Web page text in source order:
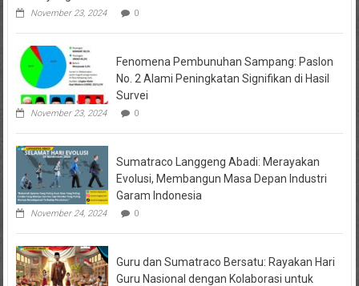
November 23, 2024 0
Fenomena Pembunuhan Sampang: Paslon
No. 2 Alami Peningkatan Signifikan di Hasil
Survei
November 23, 2024 0
Sumatraco Langgeng Abadi: Merayakan
Evolusi, Membangun Masa Depan Industri
Garam Indonesia
November 24, 2024 0
Guru dan Sumatraco Bersatu: Rayakan Hari
Guru Nasional dengan Kolaborasi untuk